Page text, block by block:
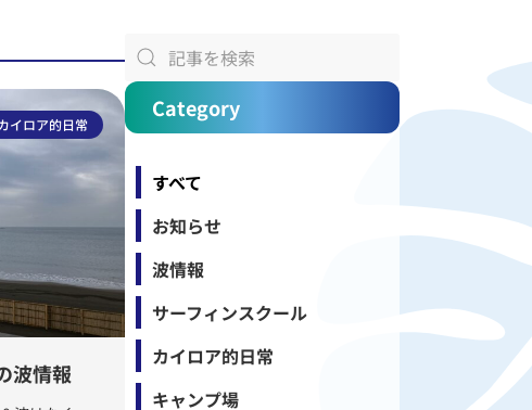
イロア的日常
波情報
Category
すべて
お知らせ
波情報
サーフィンスクール
カイロア的日常
キャンプ場